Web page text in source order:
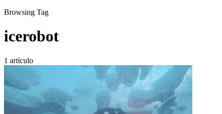
Browsing Tag
icerobot
1 artículo